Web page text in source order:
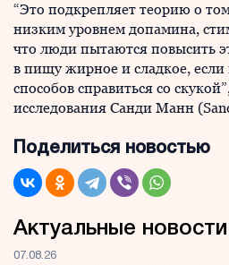
“Это подкрепляет теорию о
низким уровнем допамина,
что люди пытаются повысить
в пищу жирное и сладкое, если
способов справиться со
исследования Санди Манн
Поделиться новостью
Актуальные новости
07.08.26